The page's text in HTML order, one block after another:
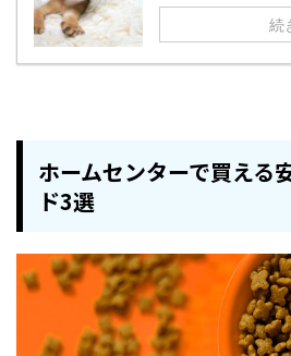
続
ホームセンターで買える
ド3選